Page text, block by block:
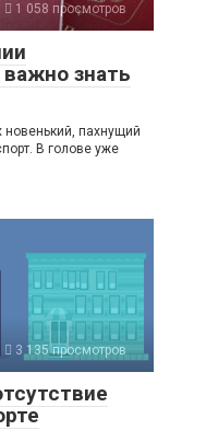
1 058 просмотров
важно знать
новенький, пахнущий
В голове уже
3 135 просмотров